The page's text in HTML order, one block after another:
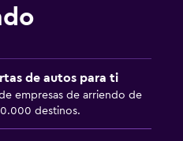
de autos para ti
empresas de arriendo de
destinos.